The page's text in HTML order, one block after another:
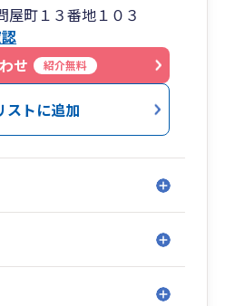
法人税申告、税理士顧問
す。各種税申告の無料相
りますのでお気軽にご相
屋町１３番地１０３
せ
紹介無料
ストに追加